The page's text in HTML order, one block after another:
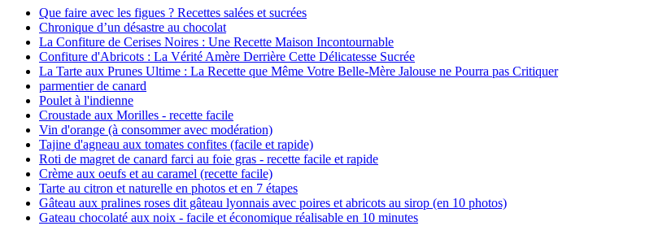
Que faire avec les figues ? Recettes salées et sucrées
Chronique d’un désastre au chocolat
La Confiture de Cerises Noires : Une Recette Maison Incontournable
Confiture d'Abricots : La Vérité Amère Derrière Cette Délicatesse Sucrée
La Tarte aux Prunes Ultime : La Recette que Même Votre Belle-Mère Jalouse ne Pourra pas Critiquer
parmentier de canard
Poulet à l'indienne
Croustade aux Morilles - recette facile
Vin d'orange (à consommer avec modération)
Tajine d'agneau aux tomates confites (facile et rapide)
Roti de magret de canard farci au foie gras - recette facile et rapide
Crème aux oeufs et au caramel (recette facile)
Tarte au citron et naturelle en photos et en 7 étapes
Gâteau aux pralines roses dit gâteau lyonnais avec poires et abricots au sirop (en 10 photos)
Gateau chocolaté aux noix - facile et économique réalisable en 10 minutes